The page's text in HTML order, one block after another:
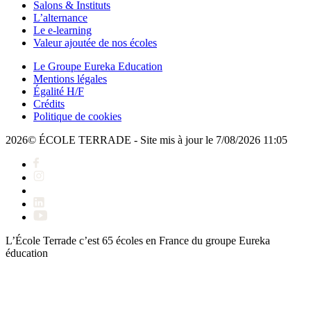
Salons & Instituts
L’alternance
Le e-learning
Valeur ajoutée de nos écoles
Le Groupe Eureka Education
Mentions légales
Égalité H/F
Crédits
Politique de cookies
2026© ÉCOLE TERRADE - Site mis à jour le 7/08/2026 11:05
L’École Terrade c’est 65 écoles en France du groupe Eureka
éducation